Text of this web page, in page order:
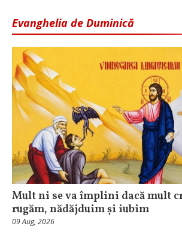
Evanghelia de Duminică
Mult ni se va împlini dacă mult
rugăm, nădăjduim și iubim
09 Aug, 2026